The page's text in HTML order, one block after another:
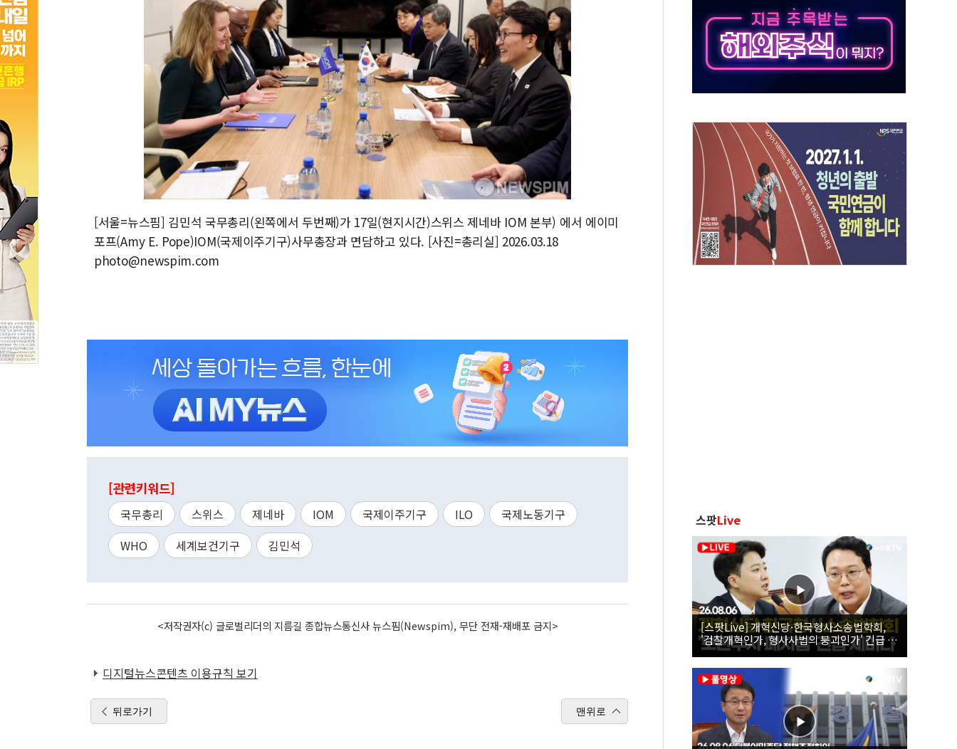
[K메이커] 코셔에서 할랄까지…대상, 종가가 넘은 건 국경 아닌 '식문화 장벽'
[특징주] 비철금속 업종 11% 급등…구리 가격 상승 전망 부각
흥국자산운용, 코스닥 성장주 담은 채권혼합 펀드 2종 출시
외국인 돌아왔지만 …'삼전·하이닉스'는 사고 급등주는 팔았다
[서울=뉴스핌] 김민석 국무총리(왼쪽에서 두번째)가 17일(현지시간)스위스 제네바 IOM 본부) 에서 에이미
포프(Amy E. Pope)IOM(국제이주기구)사무총장과 면담하고 있다. [사진=총리실] 2026.03.18
photo@newspim.com
[관련키워드]
국무총리 스위스 제네바 IOM 국제이주기구 ILO
국제노동기구
WHO
세계보건기구 김민석
<저작권자(c) 글로벌리더의 지름길 종합뉴스통신사 뉴스핌(Newspim), 무단 전재-재배포 금지>
디지털뉴스콘텐츠 이용규칙 보기
뒤로가기 맨위로
스팟Live
[스팟Live] 개혁신당·한국형사소송법학회,
'검찰개혁인가, 형사사법의 붕괴인가' 긴급 세
미나｜26.08.06